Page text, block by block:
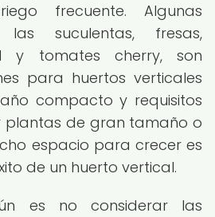
frecuente. Algunas
suculentas, fresas,
y tomates cherry, son
para huertos verticales
compacto y requisitos
plantas de gran tamaño o
espacio para crecer es
de un huerto vertical.
es no considerar las